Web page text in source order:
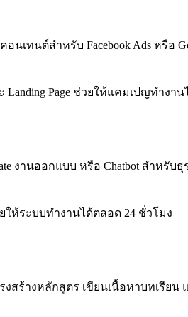
ทนต์สำหรับ Facebook Ads หรือ
Landing Page ช่วยให้แคมเปญทำงา
านออกแบบ หรือ Chatbot สำหรับ
ให้ระบบทำงานได้ตลอด 24 ชั่วโมง
สร้างหลักสูตร เขียนเนื้อหาบทเรี